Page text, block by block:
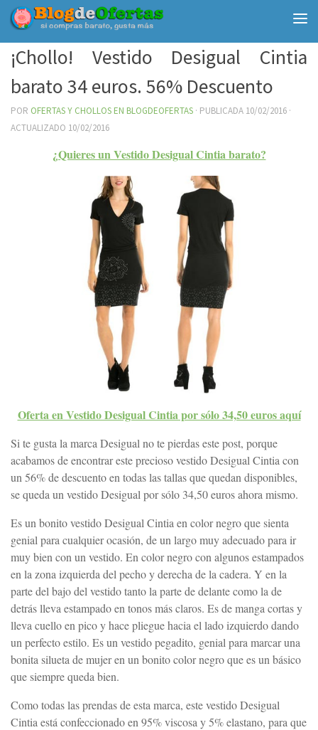
Debajo del contenido
¡Chollo! Vestido Desigual Cintia
barato 34 euros. 56% Descuento
POR OFERTAS Y CHOLLOS EN BLOGDEOFERTAS · PUBLICADA 10/02/2016 ·
ACTUALIZADO 10/02/2016
¿Quieres un Vestido Desigual Cintia barato?
Oferta en Vestido Desigual Cintia por sólo 34,50 euros aquí
Si te gusta la marca Desigual no te pierdas este post, porque
acabamos de encontrar este precioso vestido Desigual Cintia con
un 56% de descuento en todas las tallas que quedan disponibles,
se queda un vestido Desigual por sólo 34,50 euros ahora mismo.
Es un bonito vestido Desigual Cintia en color negro que sienta
genial para cualquier ocasión, de un largo muy adecuado para ir
muy bien con un vestido. En color negro con algunos estampados
en la zona izquierda del pecho y derecha de la cadera. Y en la
parte del bajo del vestido tanto la parte de delante como la de
detrás lleva estampado en tonos más claros. Es de manga cortas y
lleva cuello en pico y hace pliegue hacia el lado izquierdo dando
un perfecto estilo. Es un vestido pegadito, genial para marcar una
bonita silueta de mujer en un bonito color negro que es un básico
que siempre queda bien.
Como todas las prendas de esta marca, este vestido Desigual
Cintia está confeccionado en 95% viscosa y 5% elastano, para que